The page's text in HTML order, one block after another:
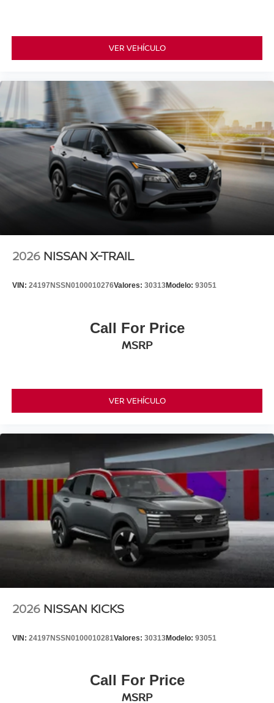
VER VEHÍCULO
2026 NISSAN X-TRAIL
VIN: 24197NSSN0100010276Valores: 30313Modelo: 93051
Call For Price
MSRP
VER VEHÍCULO
2026 NISSAN KICKS
VIN: 24197NSSN0100010281Valores: 30313Modelo: 93051
Call For Price
MSRP